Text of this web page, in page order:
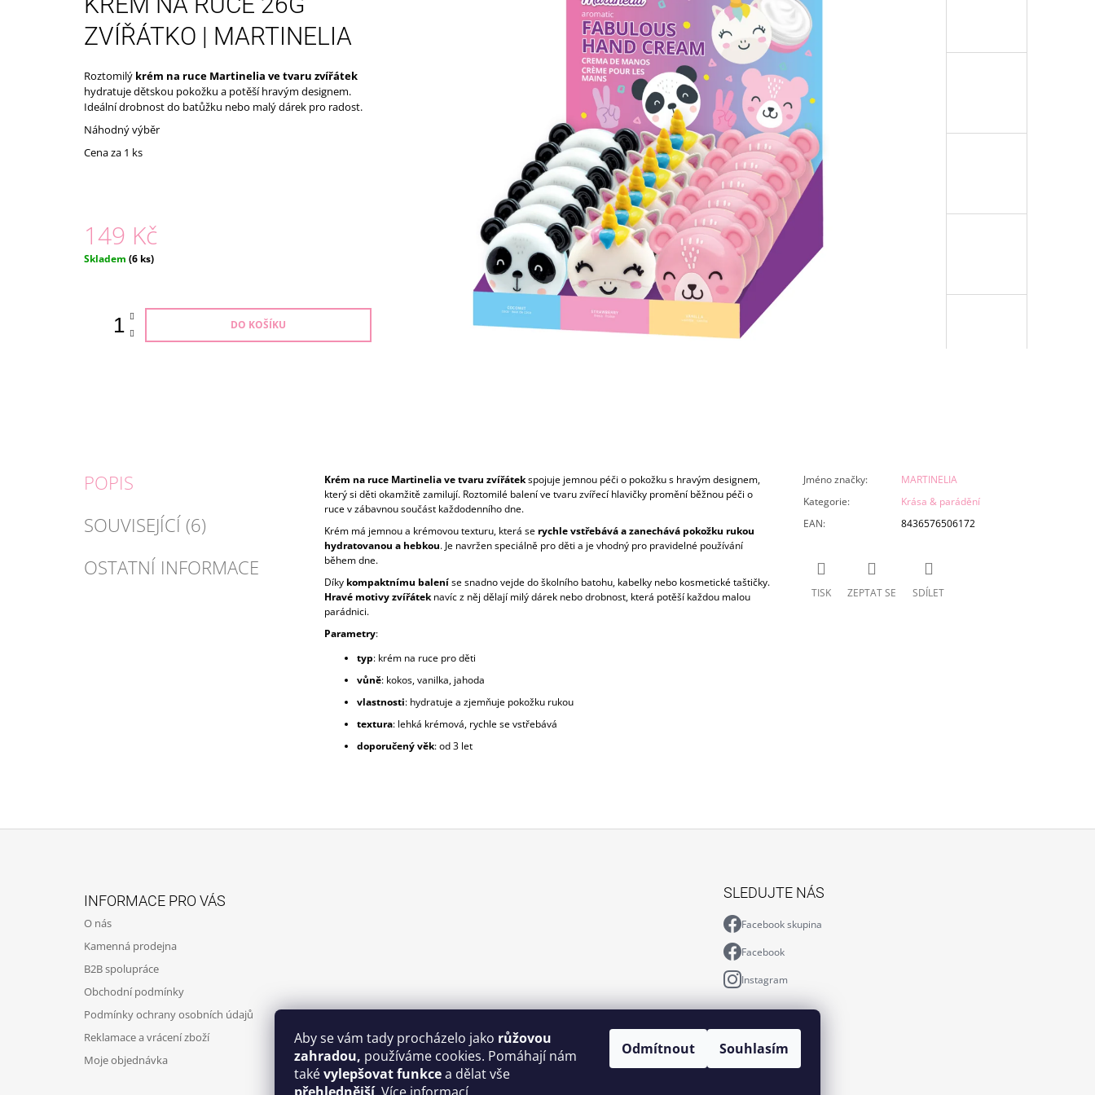
Aby se vám tady procházelo jako růžovou
zahradou, používáme cookies. Pomáhají nám
takévylepšovat funkcea dělat vše
Odmítnout Souhlasím
ZVÍŘÁTKO | MARTINELIA
Roztomilý krém na ruce Martinelia ve tvaru zvířátek
hydratuje dětskou pokožku a potěší hravým designem.
Ideální drobnost do batůžku nebo malý dárek pro radost.
Náhodný výběr
Cena za 1 ks
149 Kč
Měrná
Skladem (6 ks)
DO KOŠÍKU
POPIS
SOUVISEJÍCÍ (6)
OSTATNÍ INFORMACE
Krém na ruce Martinelia ve tvaru zvířátekspojuje jemnou péči o pokožku s hravým designem,
který si děti okamžitě zamilují. Roztomilé balení ve tvaru zvířecí hlavičky promění běžnou péči o
ruce v zábavnou součást každodenního dne.
Krém má jemnou a krémovou texturu, která se rychle vstřebává a zanechává pokožku rukou
hydratovanou a hebkou. Je navržen speciálně pro děti a je vhodný pro pravidelné používání
během dne.
Díky kompaktnímu baleníse snadno vejde do školního batohu, kabelky nebo kosmetické taštičky.
Hravé motivy zvířáteknavíc z něj dělají milý dárek nebo drobnost, která potěší každou malou
parádnici.
Parametry:
typ: krém na ruce pro děti
vůně: kokos, vanilka, jahoda
vlastnosti: hydratuje a zjemňuje pokožku rukou
textura: lehká krémová, rychle se vstřebává
doporučený věk: od 3 let
Jméno značky:
MARTINELIA
Kategorie:
Krása & parádění
EAN: 8436576506172
TISK ZEPTAT SE SDÍLET
399 Kč
159 Kč
INFORMACE PRO VÁS
O nás
Kamenná prodejna
B2B spolupráce
Obchodní podmínky
Podmínky ochrany osobních údajů
Reklamace a vrácení zboží
Moje objednávka
SLEDUJTE NÁS
Facebook skupina
Facebook
Instagram